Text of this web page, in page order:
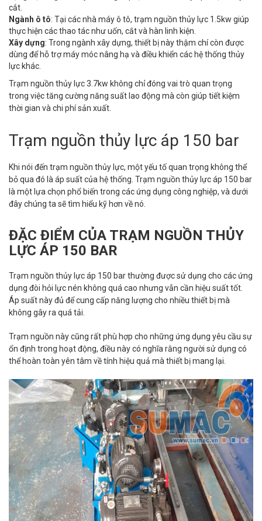
cắt.
Ngành ô tô: Tại các nhà máy ô tô, trạm nguồn thủy lực 1.5kw giúp
thực hiện các thao tác như uốn, cắt và hàn linh kiện.
Xây dựng: Trong ngành xây dựng, thiết bị này thậm chí còn được
dùng để hỗ trợ máy móc nâng hạ và điều khiển các hệ thống thủy
lực khác.
Trạm nguồn thủy lực 3.7kw không chỉ đóng vai trò quan trọng
trong việc tăng cường năng suất lao động mà còn giúp tiết kiệm
thời gian và chi phí sản xuất.
Trạm nguồn thủy lực áp 150 bar
Khi nói đến trạm nguồn thủy lực, một yếu tố quan trọng không thể
bỏ qua đó là áp suất của hệ thống. Trạm nguồn thủy lực áp 150 bar
là một lựa chọn phổ biến trong các ứng dụng công nghiệp, và dưới
đây chúng ta sẽ tìm hiểu kỹ hơn về nó.
ĐẶC ĐIỂM CỦA TRẠM NGUỒN THỦY
LỰC ÁP 150 BAR
Trạm nguồn thủy lực áp 150 bar thường được sử dụng cho các ứng
dụng đòi hỏi lực nén không quá cao nhưng vẫn cần hiệu suất tốt.
Áp suất này đủ để cung cấp năng lượng cho nhiều thiết bị mà
không gây ra quá tải.
Trạm nguồn này cũng rất phù hợp cho những ứng dụng yêu cầu sự
ổn định trong hoạt động, điều này có nghĩa rằng người sử dụng có
thể hoàn toàn yên tâm về tính hiệu quả mà thiết bị mang lại.